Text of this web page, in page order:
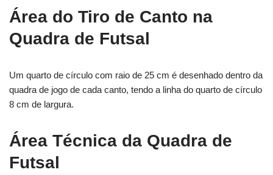
Área do Tiro de Canto na
Quadra de Futsal
Um quarto de círculo com raio de 25 cm é desenhado dentro da
quadra de jogo de cada canto, tendo a linha do quarto de círculo
8 cm de largura.
Área Técnica da Quadra de
Futsal